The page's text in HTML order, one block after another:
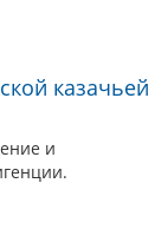
казачьей
и